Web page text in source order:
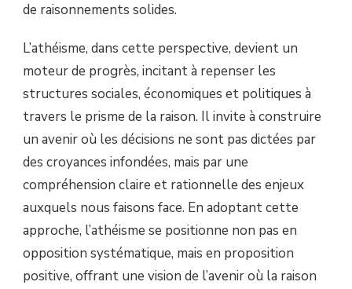
de raisonnements solides.
L’athéisme, dans cette perspective, devient un
moteur de progrès, incitant à repenser les
structures sociales, économiques et politiques à
travers le prisme de la raison. Il invite à construire
un avenir où les décisions ne sont pas dictées par
des croyances infondées, mais par une
compréhension claire et rationnelle des enjeux
auxquels nous faisons face. En adoptant cette
approche, l’athéisme se positionne non pas en
opposition systématique, mais en proposition
positive, offrant une vision de l’avenir où la raison